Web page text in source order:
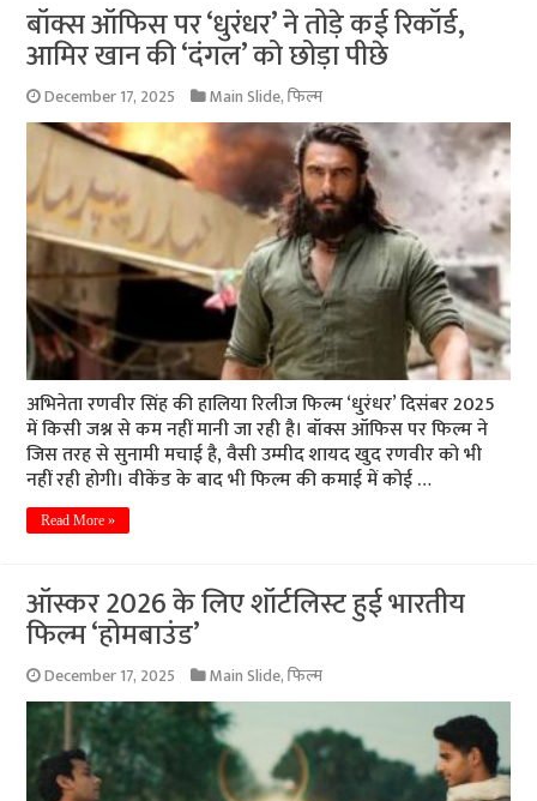
बॉक्स ऑफिस पर ‘धुरंधर’ ने तोड़े कई रिकॉर्ड,
आमिर खान की ‘दंगल’ को छोड़ा पीछे
December 17, 2025 Main Slide,फिल्म
अभिनेता रणवीर सिंह की हालिया रिलीज फिल्म ‘धुरंधर’ दिसंबर 2025
में किसी जश्न से कम नहीं मानी जा रही है। बॉक्स ऑफिस पर फिल्म ने
जिस तरह से सुनामी मचाई है, वैसी उम्मीद शायद खुद रणवीर को भी
नहीं रही होगी। वीकेंड के बाद भी फिल्म की कमाई में कोई …
Read More »
ऑस्कर 2026 के लिए शॉर्टलिस्ट हुई भारतीय
फिल्म ‘होमबाउंड’
December 17, 2025 Main Slide,फिल्म